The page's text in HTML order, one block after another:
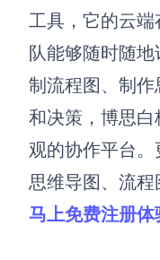
工具 ，它的云
队能够随时随
制流程图、制
和决策，博思
观的协作平台
思维导图、流
马上免费注册体